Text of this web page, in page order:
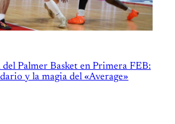
Palmer Basket en Primera FEB:
y la magia del «Average»